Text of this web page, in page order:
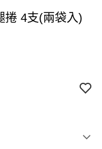
捲 4支(兩袋入)